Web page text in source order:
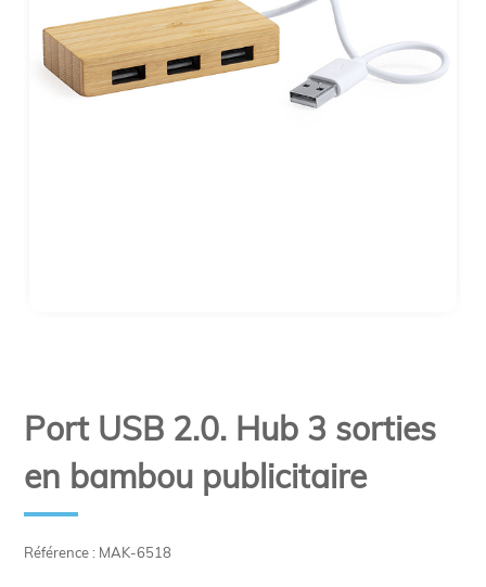
Référence : MAK-6518
Port USB 2.0. Hub 3 sorties
en bambou publicitaire